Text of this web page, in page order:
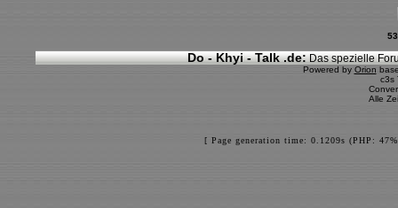
Do - Khyi - Talk .de: Das spezielle
Powered by Orion
c3s
Alle
[ Page generation time: 0.1209s (PHP: